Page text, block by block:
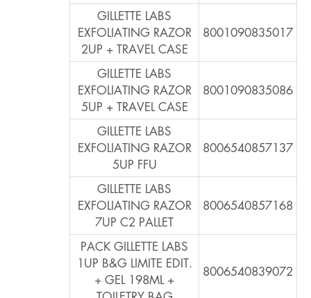
GILLETTE LABS
EXFOLIATING RAZOR
2UP + TRAVEL CASE
8001090835017
GILLETTE LABS
EXFOLIATING RAZOR
5UP + TRAVEL CASE
8001090835086
GILLETTE LABS
EXFOLIATING RAZOR
5UP FFU
8006540857137
GILLETTE LABS
EXFOLIATING RAZOR
7UP C2 PALLET
8006540857168
PACK GILLETTE LABS
1UP B&G LIMITE EDIT.
+ GEL 198ML +
8006540839072